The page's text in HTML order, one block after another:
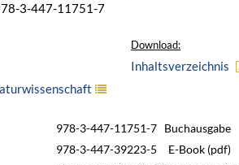
3-447-11751-7
Download:
Inhaltsverzeichnis
978-3-447-11751-7 Buchausgabe
978-3-447-39223-5
E-Book (pdf)